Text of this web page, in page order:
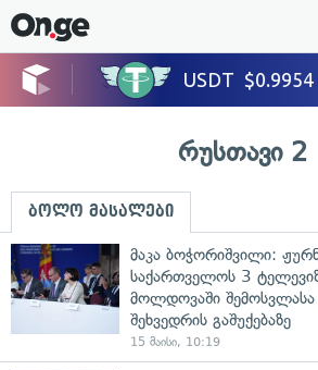
რუსთავი 2
ბოლო მასალები
მაკა ბოჭორიშვილი:
საქართველოს 3
მოლდოვაში
შეხვედრის გაშუქებაზე
15 მაისი, 10:19